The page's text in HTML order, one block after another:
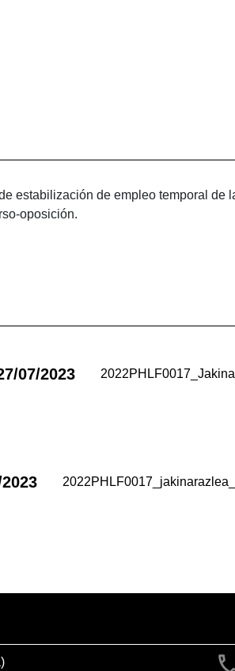
estabilización de empleo temporal de
oposición.
07/2023